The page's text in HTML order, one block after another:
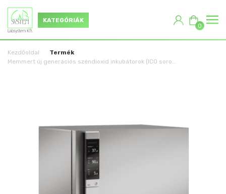
KATEGÓRIÁK
0
Kezdőoldal
Termék
Memmert új generációs széndioxid inkubátorok (ICO soro...